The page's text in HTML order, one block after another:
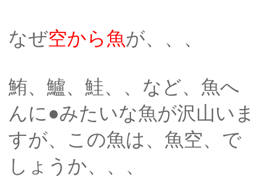
なぜ空から魚が、、、
鮪、鱸、鮭、、など、魚へ
んに●みたいな魚が沢山いま
すが、この魚は、魚空、で
しょうか、、、